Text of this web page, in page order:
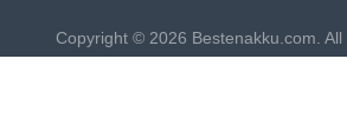
Copyright © 2026 Bestenakku.com.